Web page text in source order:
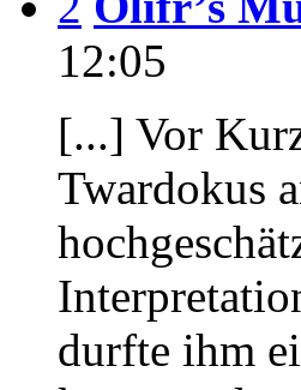
12:05
[...] Vor
Twardokus
durfte ihm